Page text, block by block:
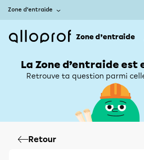
Zone d’entraide
Zone d’entraide
La Zone d’entraide est
Retrouve ta question parmi
Retour